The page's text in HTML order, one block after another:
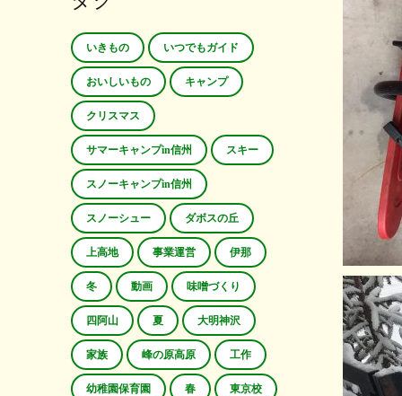
いきもの いつでもガイド
おいしいもの キャンプ
クリスマス
サマーキャンプin信州 スキー
スノーキャンプin信州
スノーシュー ダボスの丘
上高地 事業運営 伊那
冬 動画 味噌づくり
四阿山 夏 大明神沢
家族 峰の原高原 工作
幼稚園保育園 春 東京校